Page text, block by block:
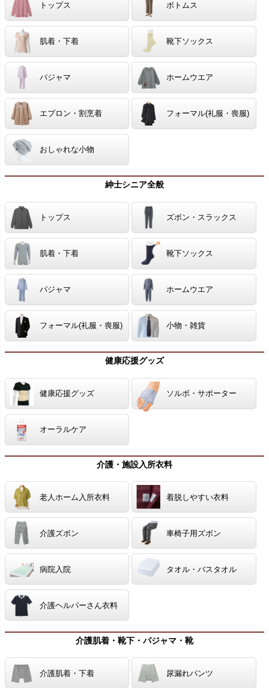
トップス ボトムス
肌着・下着 靴下ソックス
パジャマ ホームウエア
エプロン・割烹着 フォーマル(礼服・喪服)
おしゃれな小物
紳士シニア全般
トップス ズボン・スラックス
肌着・下着 靴下ソックス
パジャマ ホームウエア
フォーマル(礼服・喪服) 小物・雑貨
健康応援グッズ
健康応援グッズ ソルボ・サポーター
オーラルケア
介護・施設入所衣料
老人ホーム入所衣料 着脱しやすい衣料
介護ズボン 車椅子用ズボン
病院入院 タオル・バスタオル
介護ヘルパーさん衣料
介護肌着・靴下・パジャマ・靴
介護肌着・下着 尿漏れパンツ